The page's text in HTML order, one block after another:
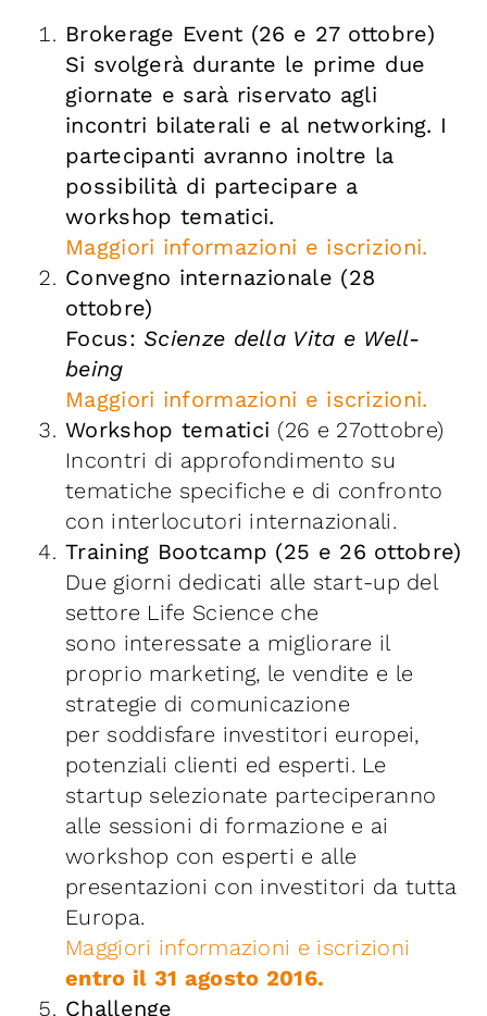
Brokerage Event (26 e 27 ottobre)
Si svolgerà durante le prime due
giornate e sarà riservato agli
incontri bilaterali e al networking. I
partecipanti avranno inoltre la
possibilità di partecipare a
workshop tematici.
Maggiori informazioni e iscrizioni.
Convegno internazionale (28
ottobre)
Focus: Scienze della Vita e Well-
being
Maggiori informazioni e iscrizioni.
Workshop tematici (26 e 27ottobre)
Incontri di approfondimento su
tematiche specifiche e di confronto
con interlocutori internazionali.
Training Bootcamp (25 e 26 ottobre)
Due giorni dedicati alle start-up del
settore Life Science che
sono interessate a migliorare il
proprio marketing, le vendite e le
strategie di comunicazione
per soddisfare investitori europei,
potenziali clienti ed esperti. Le
startup selezionate parteciperanno
alle sessioni di formazione e ai
workshop con esperti e alle
presentazioni con investitori da tutta
Europa.
Maggiori informazioni e iscrizioni
entro il 31 agosto 2016.
Challenge